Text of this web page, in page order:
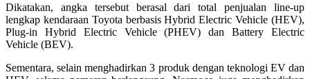
Dikatakan, angka tersebut berasal dari total penjualan line-up
lengkap kendaraan Toyota berbasis Hybrid Electric Vehicle (HEV),
Plug-in Hybrid Electric Vehicle (PHEV) dan Battery Electric
Vehicle (BEV).
Sementara, selain menghadirkan 3 produk dengan teknologi EV dan